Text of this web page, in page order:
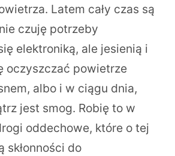
Latem cały czas są
czuję potrzeby
elektroniką, ale jesienią i
oczyszczać powietrze
albo i w ciągu dnia,
jest smog. Robię to w
oddechowe, które o tej
skłonności do